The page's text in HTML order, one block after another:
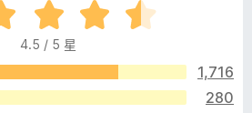
览
器
附
加
4.5 / 5 星
1,716
280